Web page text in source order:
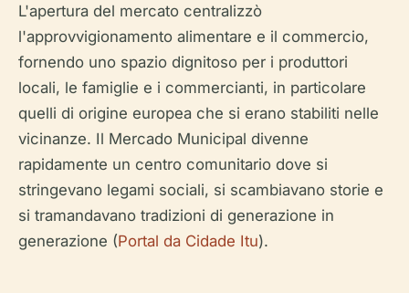
L'apertura del mercato centralizzò
l'approvvigionamento alimentare e il commercio,
fornendo uno spazio dignitoso per i produttori
locali, le famiglie e i commercianti, in particolare
quelli di origine europea che si erano stabiliti nelle
vicinanze. Il Mercado Municipal divenne
rapidamente un centro comunitario dove si
stringevano legami sociali, si scambiavano storie e
si tramandavano tradizioni di generazione in
generazione (Portal da Cidade Itu).